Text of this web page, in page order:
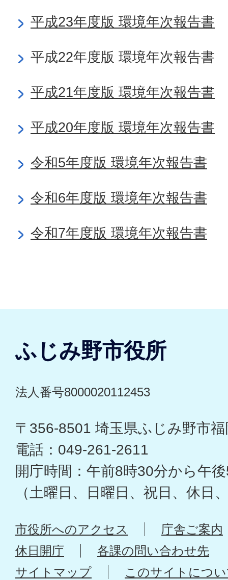
平成23年度版 環境年次報告書
平成22年度版 環境年次報告書
平成21年度版 環境年次報告書
平成20年度版 環境年次報告書
令和5年度版 環境年次報告書
令和6年度版 環境年次報告書
令和7年度版 環境年次報告書
ふじみ野市役所
法人番号8000020112453
〒356-8501 埼玉県ふじみ野市
電話：049-261-2611
開庁時間：午前8時30分から午
（土曜日、日曜日、祝日、休日
市役所へのアクセス
庁舎ご案内
休日開庁
各課の問い合わせ先
サイトマップ
このサイトにつ